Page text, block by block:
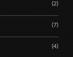
(2)
(7)
(4)